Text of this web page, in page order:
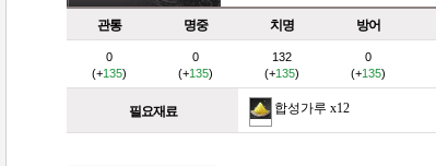
관통 명중 치명 방어
0
(+135)
0
(+135)
132
(+135)
0
(+135)
필요재료 합성가루 x12